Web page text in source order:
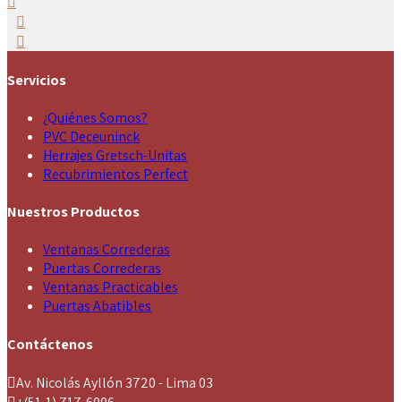
Servicios
¿Quiénes Somos?
PVC Deceuninck
Herrajes Gretsch-Unitas
Recubrimientos Perfect
Nuestros Productos
Ventanas Correderas
Puertas Correderas
Ventanas Practicables
Puertas Abatibles
Contáctenos
Av. Nicolás Ayllón 3720 - Lima 03